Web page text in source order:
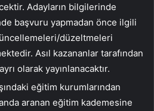
Adayların bilgilerinde
başvuru yapmadan önce ilgili
düzeltmeleri
Asıl kazananlar tarafından
olarak yayınlanacaktır.
eğitim kurumlarından
aranan eğitim kademesine